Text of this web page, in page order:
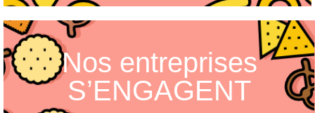
Nos entreprises
S’ENGAGENT